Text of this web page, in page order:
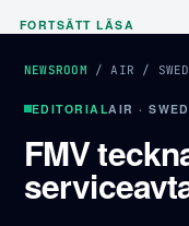
FORTSÄTT LÄSA
NEWSROOM /AIR /
EDITORIALAIR ·
FMV